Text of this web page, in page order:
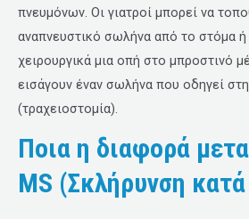
πνευμόνων. Οι γιατροί μπορεί να
αναπνευστικό σωλήνα από το στόμα
χειρουργικά μια οπή στο μπροστινό
εισάγουν έναν σωλήνα που οδηγεί
(τραχειοστομία).
Ποια η διαφορά
MS (Σκλήρυνση